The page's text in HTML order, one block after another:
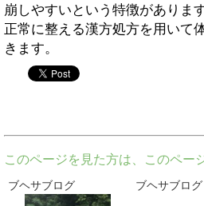
崩しやすいという特徴がありま
正常に整える漢方処方を用いて
きます。
このページを見た方は、このペー
ブヘサブログ ブヘサブログ